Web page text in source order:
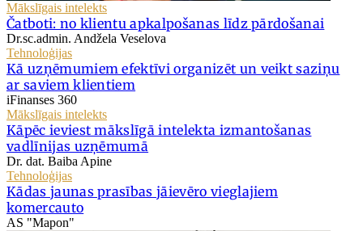
Mākslīgais intelekts
Čatboti: no klientu apkalpošanas līdz pārdošanai
Dr.sc.admin. Andžela Veselova
Tehnoloģijas
Kā uzņēmumiem efektīvi organizēt un veikt saziņu
ar saviem klientiem
iFinanses 360
Mākslīgais intelekts
Kāpēc ieviest mākslīgā intelekta izmantošanas
vadlīnijas uzņēmumā
Dr. dat. Baiba Apine
Tehnoloģijas
Kādas jaunas prasības jāievēro vieglajiem
komercauto
AS "Mapon"